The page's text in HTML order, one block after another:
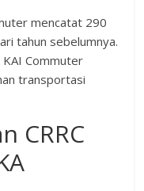
mencatat 290
tahun sebelumnya.
KAI Commuter
transportasi
CRRC